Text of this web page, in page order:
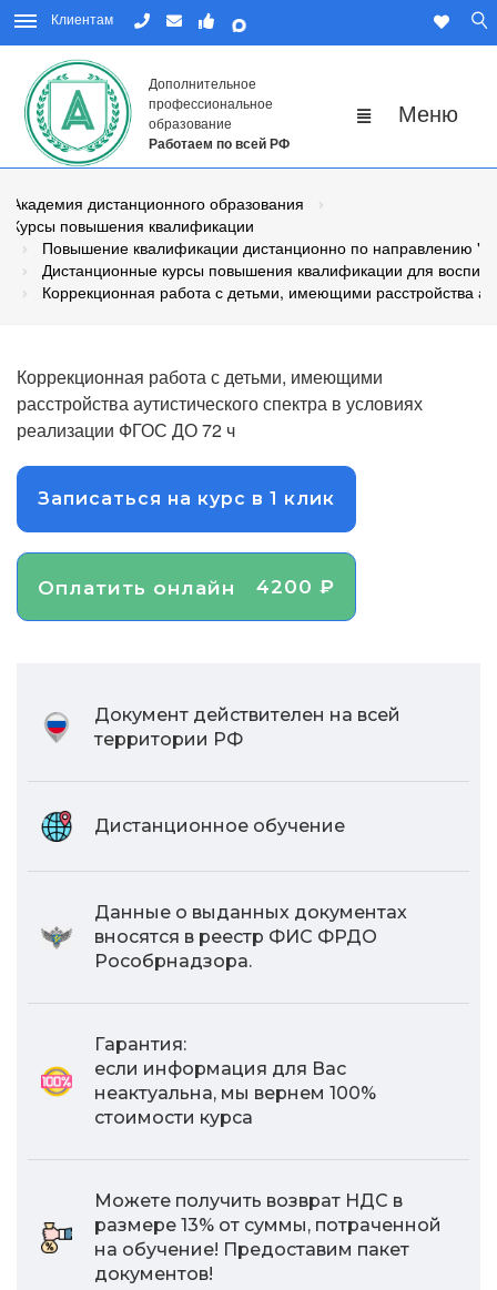
Клиентам
Дополнительное
профессиональное
образование
Работаем по всей РФ
Академия дистанционного образования
Курсы повышения квалификации
Повышение квалификации дистанционно по направлению
Дистанционные курсы повышения квалификации для
Коррекционная работа с детьми, имеющими расстройства
Коррекционная работа с детьми, имеющими
расстройства аутистического спектра в условиях
реализации ФГОС ДО 72 ч
Записаться на курс в 1 клик
Оплатить онлайн 4200 ₽
Документ действителен на всей
территории РФ
Дистанционное обучение
Данные о выданных документах
вносятся в реестр ФИС ФРДО
Рособрнадзора.
Гарантия:
если информация для Вас
неактуальна, мы вернем 100%
стоимости курса
Можете получить возврат НДС в
размере 13% от суммы, потраченной
на обучение! Предоставим пакет
документов!